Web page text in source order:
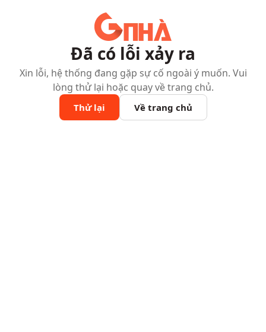
Đã có lỗi xảy ra
Xin lỗi, hệ thống đang gặp sự cố ngoài ý muốn. Vui
lòng thử lại hoặc quay về trang chủ.
Thử lại Về trang chủ